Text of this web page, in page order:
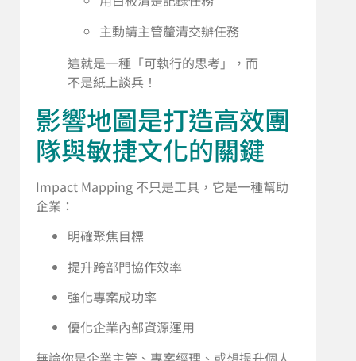
主動請主管釐清交辦任務
這就是一種「可執行的思考」，而
不是紙上談兵！
影響地圖是打造高效團
隊與敏捷文化的關鍵
Impact Mapping 不只是工具，它是一種幫助
企業：
明確聚焦目標
提升跨部門協作效率
強化專案成功率
優化企業內部資源運用